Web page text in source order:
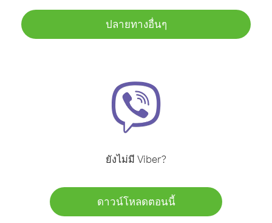
ปลายทางอื่นๆ
ยังไม่มี Viber?
ดาวน์โหลดตอนนี้